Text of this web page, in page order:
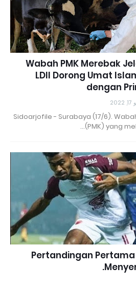
Wabah PMK Merebak
LDII Dorong Umat
dengan
Sidoarjofile - Surabaya (17/6).
(PMK) yang
Pertandingan Pertama